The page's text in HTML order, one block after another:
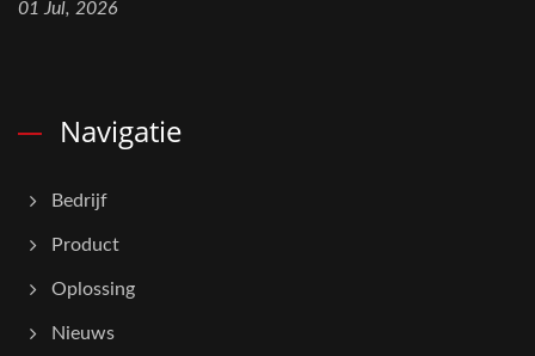
01 Jul, 2026
Navigatie
Bedrijf
Product
Oplossing
Nieuws